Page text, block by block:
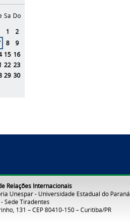
Sa Do
1
2
8
9
15 16
22 23
29 30
Relações Internacionais
Unespar - Universidade Estadual do Paraná
Sede Tiradentes
131 – CEP 80410-150 – Curitiba/PR